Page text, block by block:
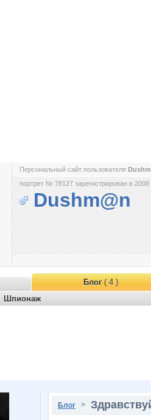
Персональный сайт пользователя
портрет № 78127 зарегистрирован в 2008
Dushm@n
Блог( 4 )
Шпионаж
Блог >